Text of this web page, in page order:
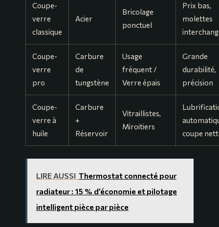
Coupe-
verre
classique
Acier
Bricolage
ponctuel
Prix bas,
molettes
Coupe-
verre
pro
Carbure
de
tungstène
Usage
fréquent /
Verre épais
Grande
durabilité,
précision
Coupe-
verre à
huile
Carbure
+
Réservoir
Vitraillistes,
Miroitiers
coupe
LIRE AUSSI Thermostat connecté pour
radiateur : 15 % d’économie et pilotage
intelligent pièce par pièce